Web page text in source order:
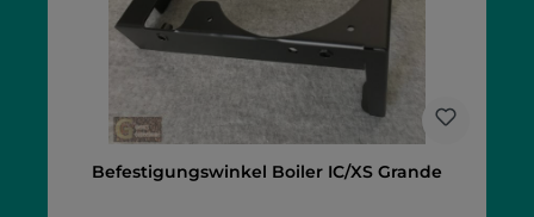
Befestigungswinkel Boiler IC/XS Grande